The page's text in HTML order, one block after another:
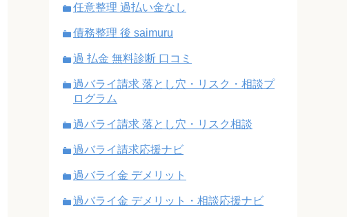
任意整理 過払い金なし
債務整理 後 saimuru
過 払金 無料診断 口コミ
過バライ請求 落とし穴・リスク・相談プ
ログラム
過バライ請求 落とし穴・リスク相談
過バライ請求応援ナビ
過バライ金 デメリット
過バライ金 デメリット・相談応援ナビ